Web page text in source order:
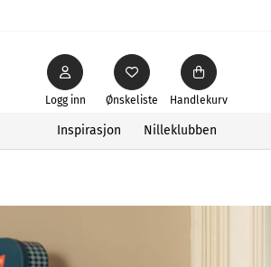
Ønskeliste
Logg inn Handlekurv
Inspirasjon Nilleklubben